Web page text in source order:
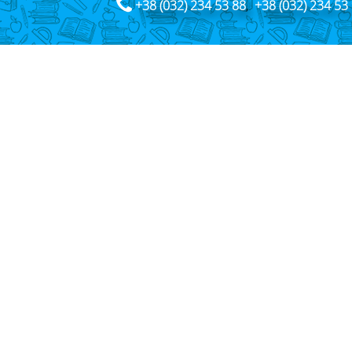
+38 (032) 234 53 88,+38 (032) 234 53